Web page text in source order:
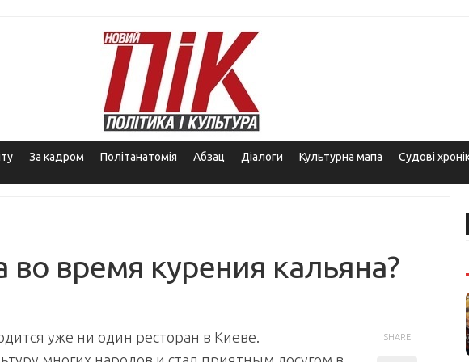
За кадром Політанатомія Абзац Діалоги Культурна мапа Судові
время курения кальяна?
уже ни один ресторан в Киеве.
SHARE